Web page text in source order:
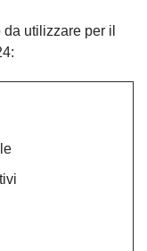
utilizzare per il